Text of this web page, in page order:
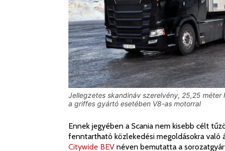
Jellegzetes skandináv szerelvény, 25,25
a griffes gyártó esetében V8-as motorral
Ennek jegyében a Scania nem kisebb célt
fenntartható közlekedési megoldásokra való
Citywide BEV néven bemutatta a